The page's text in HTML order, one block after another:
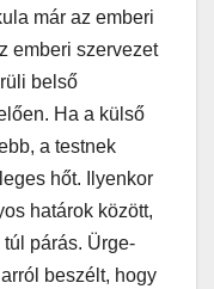
már az emberi
emberi szervezet
belső
Ha a külső
a testnek
hőt. Ilyenkor
határok között,
párás. Ürge-
beszélt, hogy